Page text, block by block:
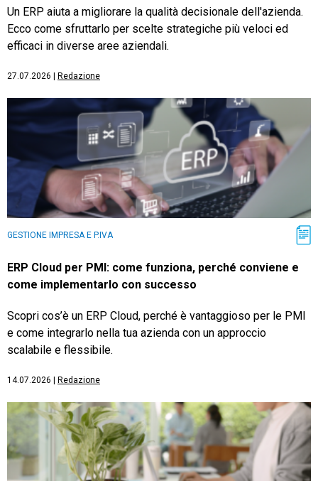
Un ERP aiuta a migliorare la qualità decisionale dell'azienda.
Ecco come sfruttarlo per scelte strategiche più veloci ed
efficaci in diverse aree aziendali.
27.07.2026 Redazione
GESTIONE IMPRESA E P.IVA
ERP Cloud per PMI: come funziona, perché conviene e
come implementarlo con successo
Scopri cos’è un ERP Cloud, perché è vantaggioso per le PMI
e come integrarlo nella tua azienda con un approccio
scalabile e flessibile.
14.07.2026 Redazione